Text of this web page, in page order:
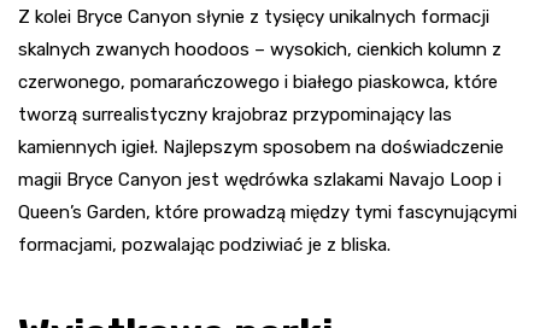
Z kolei Bryce Canyon słynie z tysięcy unikalnych formacji
skalnych zwanych hoodoos – wysokich, cienkich kolumn z
czerwonego, pomarańczowego i białego piaskowca, które
tworzą surrealistyczny krajobraz przypominający las
kamiennych igieł. Najlepszym sposobem na doświadczenie
magii Bryce Canyon jest wędrówka szlakami Navajo Loop i
Queen’s Garden, które prowadzą między tymi fascynującymi
formacjami, pozwalając podziwiać je z bliska.